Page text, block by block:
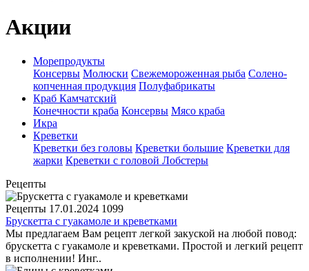
Акции
Морепродукты
Консервы Молюски Свежемороженная рыба Солено-
копченная продукция Полуфабрикаты
Краб Камчатский
Конечности краба Консервы Мясо краба
Икра
Креветки
Креветки без головы Креветки большие Креветки для
жарки Креветки с головой Лобстеры
Рецепты
Рецепты 17.01.2024 1099
Брускетта с гуакамоле и креветками
Мы предлагаем Вам рецепт легкой закуской на любой повод:
брускетта с гуакамоле и креветками. Простой и легкий рецепт
в исполнении! Инг..